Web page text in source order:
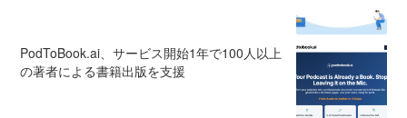
PodToBook.ai、サービス開始1年で100人以上
の著者による書籍出版を支援